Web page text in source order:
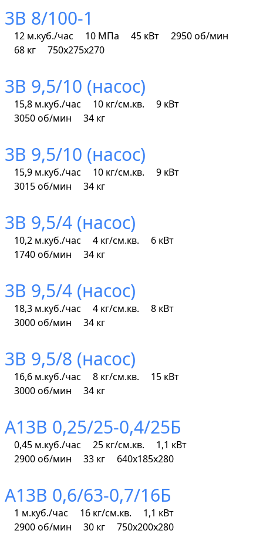
3В 8/100-1
12 м.куб./час 10 МПа 45 кВт
2950 об/мин
68 кг
750х275х270
3В 9,5/10 (насос)
15,8 м.куб./час 10 кг/см.кв.
9 кВт
3050 об/мин
34 кг
3В 9,5/10 (насос)
15,9 м.куб./час 10 кг/см.кв.
9 кВт
3015 об/мин
34 кг
3В 9,5/4 (насос)
10,2 м.куб./час 4 кг/см.кв.
6 кВт
1740 об/мин
34 кг
3В 9,5/4 (насос)
18,3 м.куб./час 4 кг/см.кв.
8 кВт
3000 об/мин
34 кг
3В 9,5/8 (насос)
16,6 м.куб./час 8 кг/см.кв.
15 кВт
3000 об/мин
34 кг
А13В 0,25/25-0,4/25Б
0,45 м.куб./час 25 кг/см.кв.
1,1 кВт
2900 об/мин
33 кг 640х185х280
А13В 0,6/63-0,7/16Б
1 м.куб./час 16 кг/см.кв.
1,1 кВт
2900 об/мин
30 кг 750х200х280